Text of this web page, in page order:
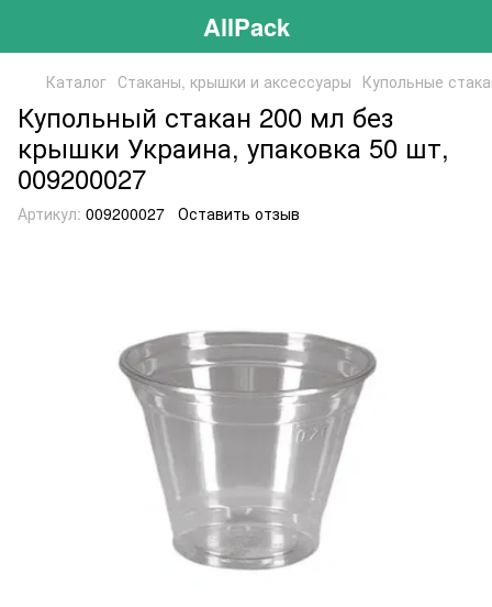
AllPack
Каталог Стаканы, крышки и аксессуары Купольные
Купольный стакан 200 мл без
крышки Украина, упаковка 50 шт,
009200027
Артикул: 009200027 Оставить отзыв